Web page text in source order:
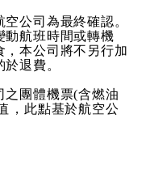
公司為最終確認。
動航班時間或轉機
，本公司將不另行加
退費。
之團體機票(含燃油
，此點基於航空公